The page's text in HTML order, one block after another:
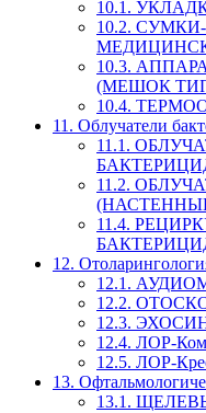
10.1.
10.2.
10.3.
(МЕШОК
10.4.
11. Облучатели
11.1.
11.2.
11.4.
12.
12.1.
12.2.
12.3.
12.4. ЛОР-
12.5. ЛОР-
13.
13.1.